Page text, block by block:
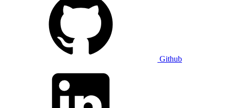
Github